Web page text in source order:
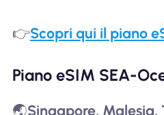
👉Scopri qui il piano
Piano eSIM SEA-
🌏Singapore, Malesia,